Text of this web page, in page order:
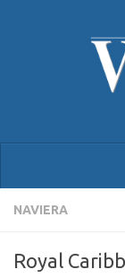
NAVIERA
Royal